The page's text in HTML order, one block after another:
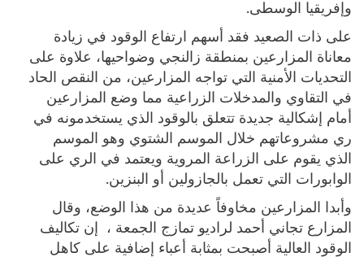
وإفريقيا الوسطى.
على ذات الصعيد فقد أسهم ارتفاع الوقود في زيادة
معاناة المزارعين بمنطقة زالنجي وضواحيها، علاوة على
التحديات الأمنية التي تواجه المزارعين، من النقص الحاد
في التقاوي والمدخلات الزراعية مما وضع المزارعين
أمام إشكالية جديدة تتعلق بالوقود الذي يستخدمونه في
ري مشروعاتهم خلال الموسم الشتوي وهو الموسم
الذي يقوم على الزراعة المروية ويعتمد في الري على
الوابورات التي تعمل بالجازولين أو البنزين.
وأبدا المزارعين مخاوفاً عديدة من هذا الوضع، وقال
المزارع تجاني أحمد لراديو تمازج الجمعة ، إن تكاليف
الوقود العالية أصبحت بمثابة أعباء إضافية على كاهل